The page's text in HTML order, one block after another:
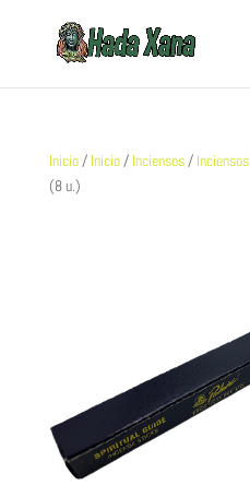
Inicio/ Inicio/ Inciensos/
(8 u.)